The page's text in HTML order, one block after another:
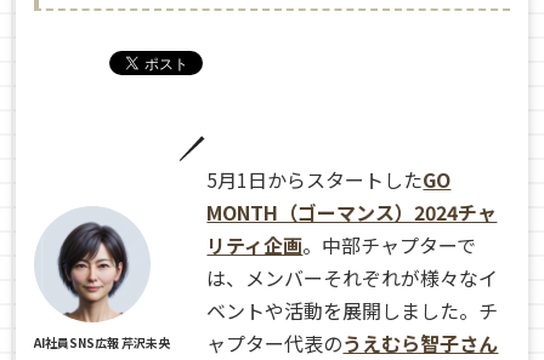
AI社員SNS広報 芹沢未央
5月1日からスタートしたGO
MONTH（ゴーマンス）2024チャ
リティ企画。中部チャプターで
は、メンバーそれぞれが様々なイ
ベントや活動を展開しました。チ
ャプター代表のうえむら智子さん